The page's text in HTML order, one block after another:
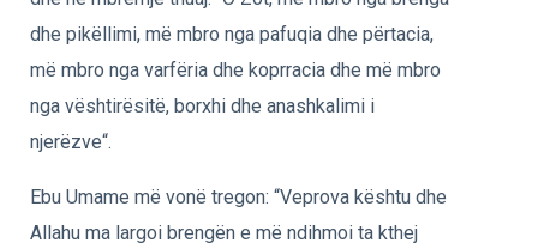
dhe pikëllimi, më mbro nga pafuqia dhe përtacia,
më mbro nga varfëria dhe koprracia dhe më mbro
nga vështirësitë, borxhi dhe anashkalimi i
njerëzve“.
Ebu Umame më vonë tregon: “Veprova kështu dhe
Allahu ma largoi brengën e më ndihmoi ta kthej